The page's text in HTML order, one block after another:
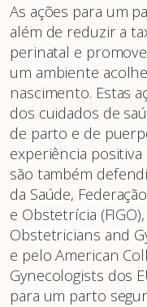
As ações para um
além de reduzir a
perinatal e
um ambiente
nascimento. Estas
dos cuidados de
de parto e de
experiência
são também
da Saúde,
e Obstetrícia
Obstetricians and
e pelo American
Gynecologists dos
para um parto